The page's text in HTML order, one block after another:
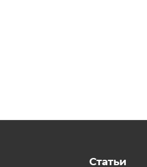
Статьи